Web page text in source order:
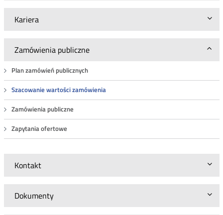
Kariera
Zamówienia publiczne
Plan zamówień publicznych
Szacowanie wartości zamówienia
Zamówienia publiczne
Zapytania ofertowe
Kontakt
Dokumenty